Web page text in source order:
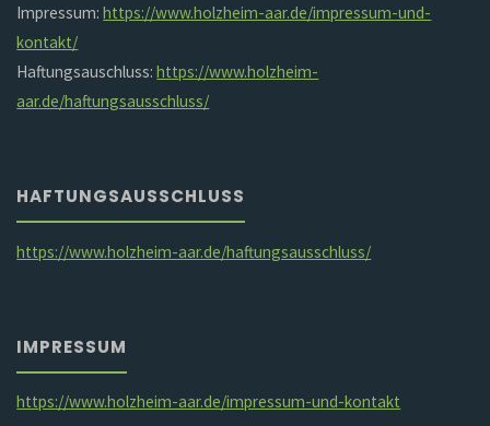
Impressum:https://www.holzheim-aar.de/impressum-und-
kontakt/
Haftungsauschluss:https://www.holzheim-
aar.de/haftungsausschluss/
HAFTUNGSAUSSCHLUSS
https://www.holzheim-aar.de/haftungsausschluss/
IMPRESSUM
https://www.holzheim-aar.de/impressum-und-kontakt